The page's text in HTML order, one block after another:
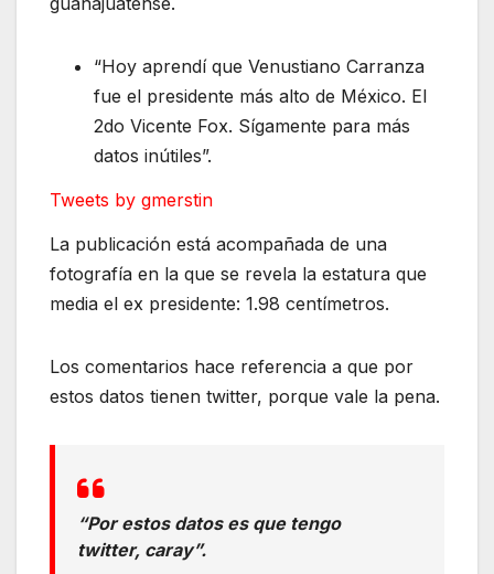
“Hoy aprendí que Venustiano Carranza
fue el presidente más alto de México. El
2do Vicente Fox. Sígamente para más
datos inútiles”.
Tweets by gmerstin
La publicación está acompañada de una
fotografía en la que se revela la estatura que
media el ex presidente: 1.98 centímetros.
Los comentarios hace referencia a que por
estos datos tienen twitter, porque vale la pena.
“Por estos datos es que tengo
twitter, caray”.